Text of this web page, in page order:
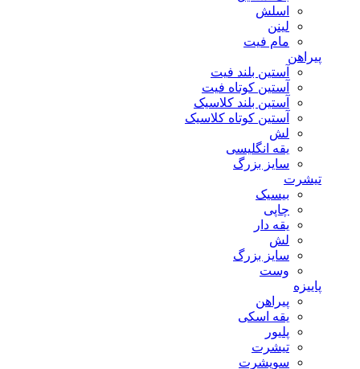
اسلش
لینن
مام فیت
پیراهن
آستین بلند فیت
آستین کوتاه فیت
آستین بلند کلاسیک
آستین کوتاه کلاسیک
لش
یقه انگلیسی
سایز بزرگ
تیشرت
بیسیک
چاپی
یقه دار
لش
سایز بزرگ
وست
پاییزه
پیراهن
یقه اسکی
پلیور
تیشرت
سویشرت